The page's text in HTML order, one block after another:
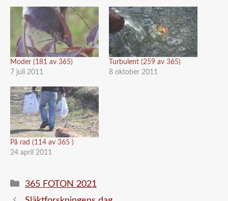
Moder (181 av 365)
7 juli 2011
Turbulent (259 av 365)
8 oktober 2011
På rad (114 av 365 )
24 april 2011
Kategorier
365 FOTON 2021